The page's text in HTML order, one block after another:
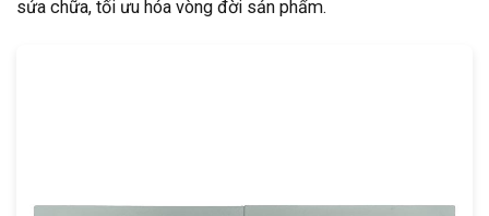
sửa chữa, tối ưu hóa vòng đời sản phẩm.